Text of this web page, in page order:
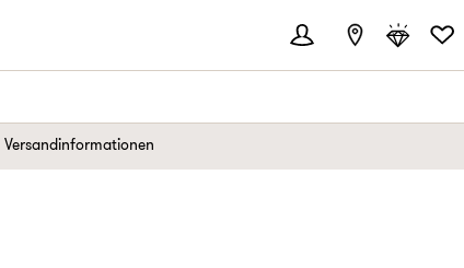
Versandinformationen